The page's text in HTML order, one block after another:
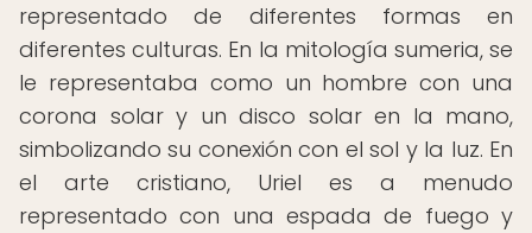
representado de diferentes formas en
diferentes culturas. En la mitología sumeria, se
le representaba como un hombre con una
corona solar y un disco solar en la mano,
simbolizando su conexión con el sol y la luz. En
el arte cristiano, Uriel es a menudo
representado con una espada de fuego y